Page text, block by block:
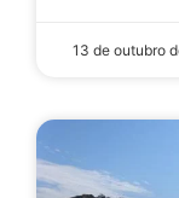
13 de outubro